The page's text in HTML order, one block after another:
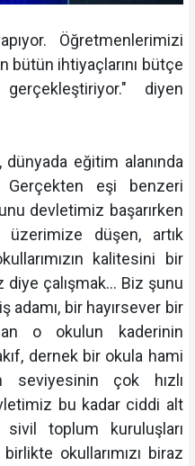
Öğretmenlerimizi
bütün ihtiyaçlarını bütçe
diyen
eğitim alanında
eşi benzeri
devletimiz başarırken
düşen, artık
kalitesini bir
diye çalışmak... Biz şunu
adamı, bir hayırsever bir
o okulun kaderinin
dernek bir okula hami
çok hızlı
bu kadar ciddi alt
sivil toplum kuruluşları
okullarımızı biraz